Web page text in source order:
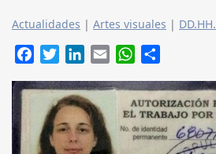
Actualidades | Artes visuales | DD.HH.
FacebookTwitterLinkedIn
Email WhatsApp